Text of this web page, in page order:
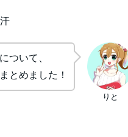
りと
について、
とめました！